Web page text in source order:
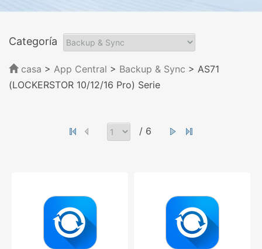
Categoría
casa > App Central > Backup & Sync > AS71
(LOCKERSTOR 10/12/16 Pro) Serie
/ 6